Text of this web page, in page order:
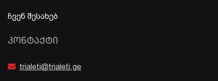
ჩვენ შესახებ
ᲙᲝᲜᲢᲐᲥᲢᲘ
trialeti@trialeti.ge